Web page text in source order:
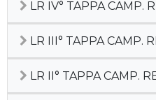
LR IV° TAPPA CAMP.
LR III° TAPPA CAMP.
LR II° TAPPA CAMP.